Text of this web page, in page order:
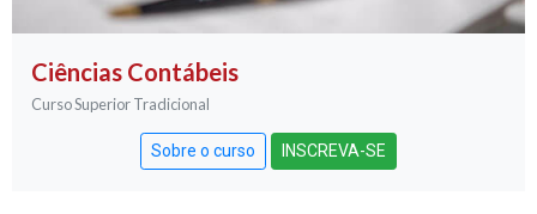
Ciências Contábeis
Curso Superior Tradicional
Sobre o curso INSCREVA-SE